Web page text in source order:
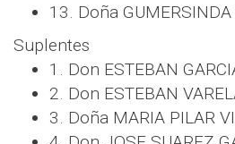
13. Doña GUMERSINDA
Suplentes
1. Don ESTEBAN
2. Don ESTEBAN
3. Doña MARIA PILAR